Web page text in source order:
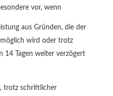
vor, wenn
aus Gründen, die der
wird oder trotz
14 Tagen weiter verzögert
trotz schriftlicher